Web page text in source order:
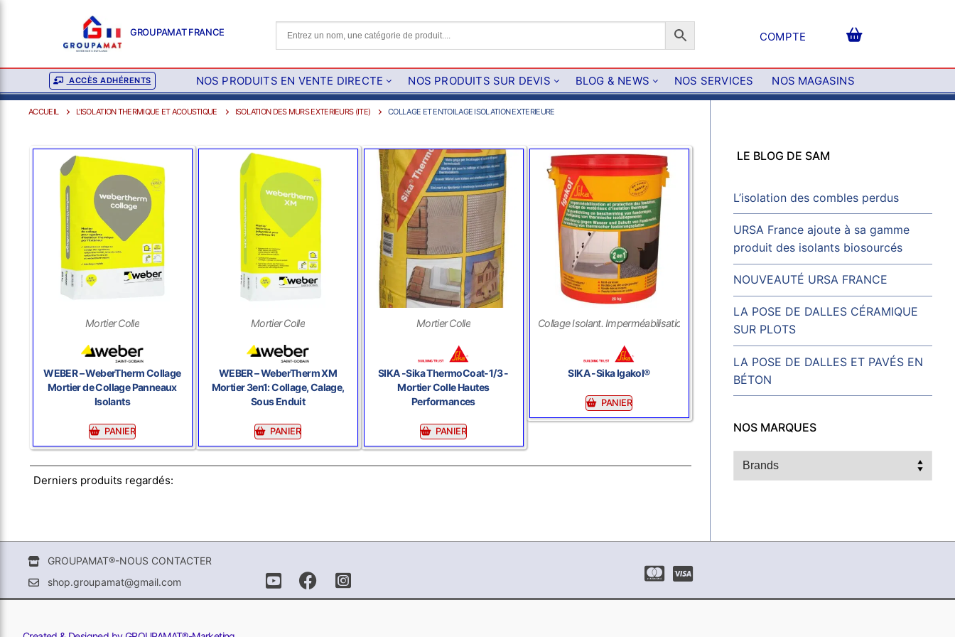
GROUPAMAT FRANCE COMPTE
ACCÈS ADHÉRENTS NOS PRODUITS EN VENTE DIRECTE NOS PRODUITS SUR DEVIS BLOG & NEWS NOS SERVICES NOS MAGASINS
ACCUEIL L'ISOLATION THERMIQUE ET ACOUSTIQUE ISOLATION DES MURS EXTERIEURS (ITE) COLLAGE ET ENTOILAGE ISOLATION EXTERIEURE
Mortier Colle
WEBER – WeberTherm Collage
Mortier de Collage Panneaux
Isolants
PANIER
Mortier Colle
WEBER – WeberTherm XM
Mortier 3en1: Collage, Calage,
Sous Enduit
PANIER
Mortier Colle
SIKA -Sika ThermoCoat-1/3 -
Mortier Colle Hautes
Performances
PANIER
Collage Isolant. Imperméabilisation
SIKA -Sika Igakol®
PANIER
Derniers produits regardés:
LE BLOG DE SAM
L’isolation des combles perdus
URSA France ajoute à sa gamme
produit des isolants biosourcés
NOUVEAUTÉ URSA FRANCE
LA POSE DE DALLES CÉRAMIQUE
SUR PLOTS
LA POSE DE DALLES ET PAVÉS EN
BÉTON
NOS MARQUES
GROUPAMAT®-NOUS CONTACTER
shop.groupamat@gmail.com